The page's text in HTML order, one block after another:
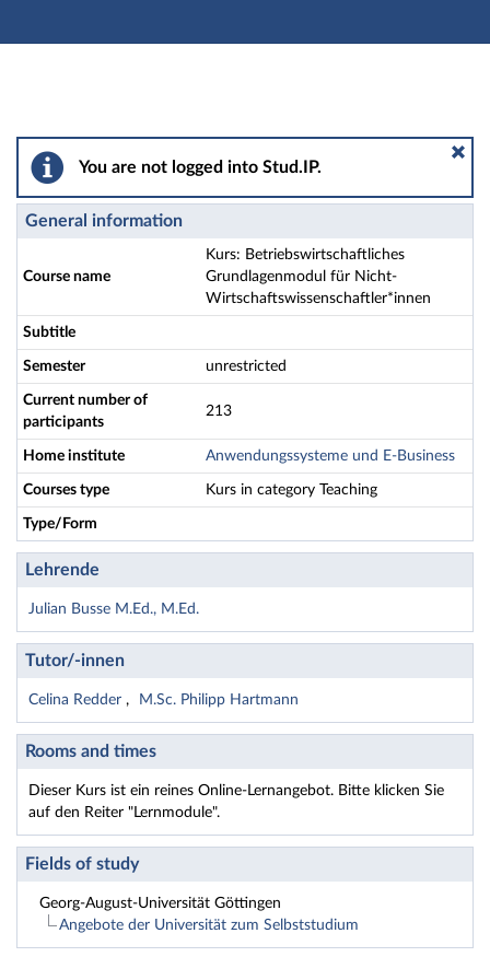
Main navigation
Kurs: Betriebswirtschaftliches Grundlagenmodul für
You are not logged into Stud.IP.
General information
Course name
Kurs: Betriebswirtschaftliches
Grundlagenmodul für Nicht-
Wirtschaftswissenschaftler*innen
Subtitle
Semester unrestricted
Current number of
participants
213
Home institute Anwendungssysteme und E-Business
Courses type Kurs in category Teaching
Type/Form
Lehrende
Julian Busse M.Ed., M.Ed.
Tutor/-innen
Celina Redder M.Sc. Philipp Hartmann
Rooms and times
Dieser Kurs ist ein reines Online-Lernangebot. Bitte klicken Sie
auf den Reiter "Lernmodule".
Fields of study
Georg-August-Universität Göttingen
Angebote der Universität zum Selbststudium